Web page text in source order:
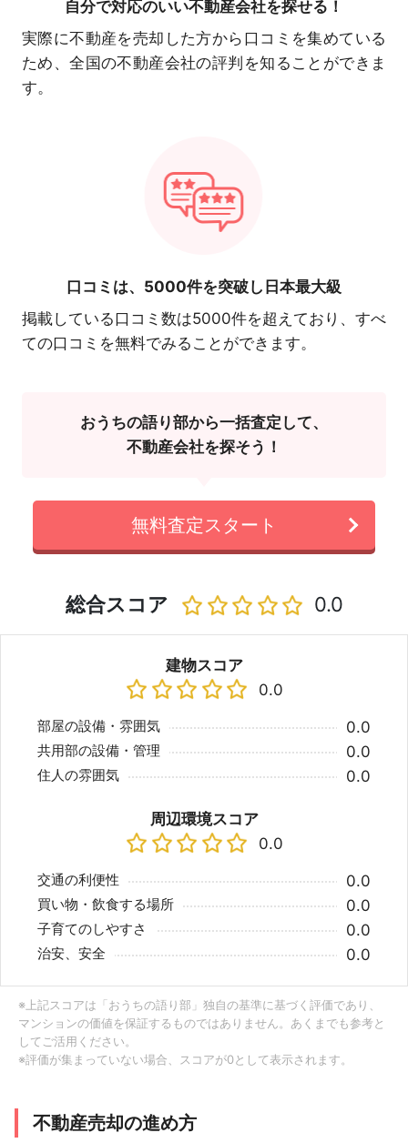
自分で対応のいい不動産会社を探せる！
実際に不動産を売却した方から口コミを集めている
ため、全国の不動産会社の評判を知ることができま
す。
口コミは、 5000件を突破し日本最大級
掲載している口コミ数は5000件を超えており、すべ
ての口コミを無料でみることができます。
おうちの語り部から一括査定して、
不動産会社を探そう！
無料査定スタート
総合スコア 0.0
建物スコア
0.0
部屋の設備・雰囲気 0.0
共用部の設備・管理 0.0
住人の雰囲気 0.0
周辺環境スコア
0.0
交通の利便性 0.0
買い物・飲食する場所 0.0
子育てのしやすさ 0.0
治安、安全 0.0
※上記スコアは「おうちの語り部」独自の基準に基づく評価であり、
マンションの価値を保証するものではありません。あくまでも参考と
してご活用ください。
※評価が集まっていない場合、スコアが0として表示されます。
不動産売却の進め方